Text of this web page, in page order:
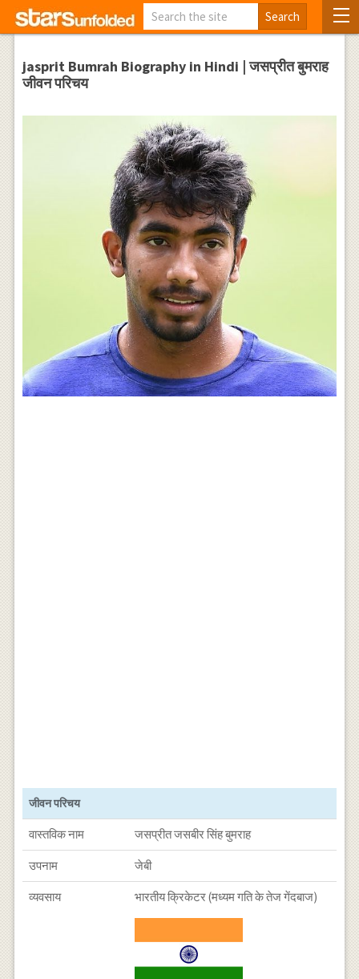
jasprit Bumrah Biography in Hindi | जसप्रीत बुमराह
जीवन परिचय
जीवन परिचय
वास्तविक नाम जसप्रीत जसबीर सिंह बुमराह
उपनाम जेबी
व्यवसाय भारतीय क्रिकेटर (मध्यम गति के तेज गेंदबाज)